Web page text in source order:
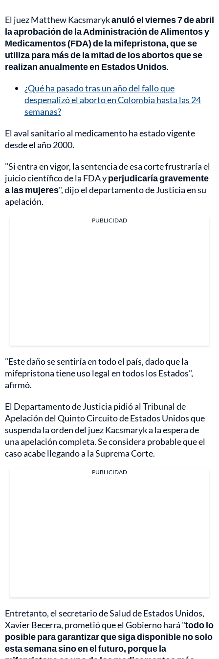
El juez Matthew Kacsmarykanuló el viernes 7 de abril
la aprobación de la Administración de Alimentos y
Medicamentos (FDA) de la mifepristona, que se
utiliza para más de la mitad de los abortos que se
realizan anualmente en Estados Unidos.
¿Qué ha pasado tras un año del fallo que
despenalizó el aborto en Colombia hasta las 24
semanas?
El aval sanitario al medicamento ha estado vigente
desde el año 2000.
"Si entra en vigor, la sentencia de esa corte frustraría el
juicio científico de la FDA yperjudicaría gravemente
a las mujeres", dijo el departamento de Justicia en su
apelación.
PUBLICIDAD
"Este daño se sentiría en todo el país, dado que la
mifepristona tiene uso legal en todos los Estados",
afirmó.
El Departamento de Justicia pidió al Tribunal de
Apelación del Quinto Circuito de Estados Unidos que
suspenda la orden del juez Kacsmaryk a la espera de
una apelación completa. Se considera probable que el
caso acabe llegando a la Suprema Corte.
PUBLICIDAD
Entretanto, el secretario de Salud de Estados Unidos,
Xavier Becerra, prometió que el Gobierno hará "todo lo
posible para garantizar que siga disponible no solo
esta semana sino en el futuro, porque la